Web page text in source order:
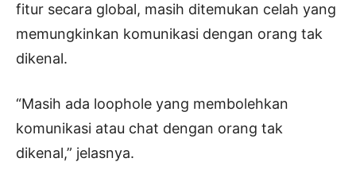
fitur secara global, masih ditemukan celah yang
memungkinkan komunikasi dengan orang tak
dikenal.
“Masih ada loophole yang membolehkan
komunikasi atau chat dengan orang tak
dikenal,” jelasnya.